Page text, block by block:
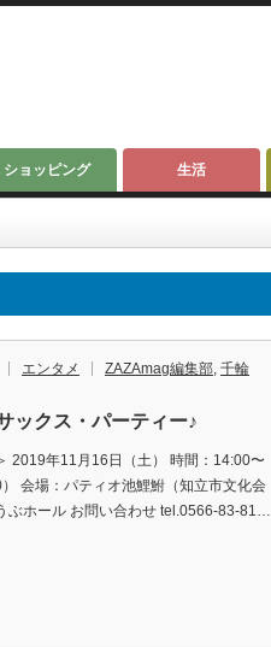
ショッピング 生活
エンタメ ZAZAmag編集部, 千輪
ックス・パーティー♪
2019年11月16日（土） 時間：14:00〜
） 会場：パティオ池鯉鮒（知立市文化会
ぶホール お問い合わせ tel.0566-83-81…